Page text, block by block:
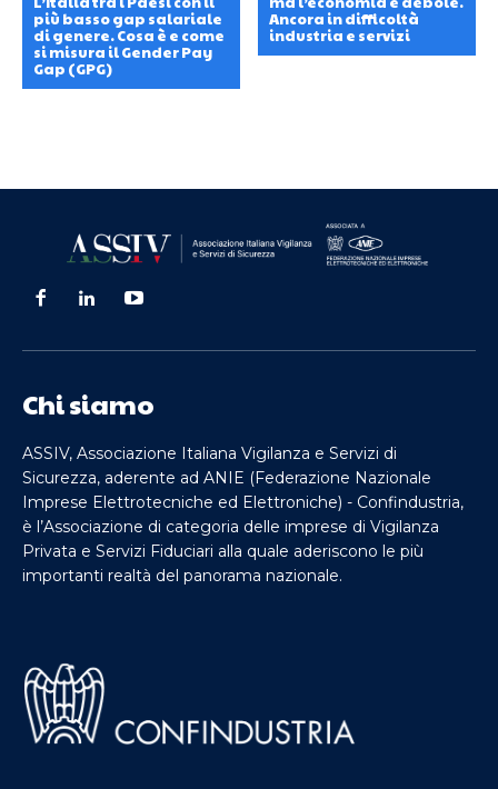
più basso gap salariale
di genere. Cosa è e come
si misura il Gender Pay
Gap (GPG)
Ancora in difficoltà
industria e servizi
Chi siamo
ASSIV, Associazione Italiana Vigilanza e Servizi di
Sicurezza, aderente ad ANIE (Federazione Nazionale
Imprese Elettrotecniche ed Elettroniche) - Confindustria,
è l’Associazione di categoria delle imprese di Vigilanza
Privata e Servizi Fiduciari alla quale aderiscono le più
importanti realtà del panorama nazionale.